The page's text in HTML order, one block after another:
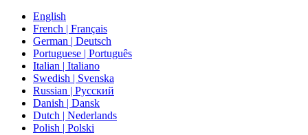
English
French | Français
German | Deutsch
Portuguese | Português
Italian | Italiano
Swedish | Svenska
Russian | Русский
Danish | Dansk
Dutch | Nederlands
Polish | Polski